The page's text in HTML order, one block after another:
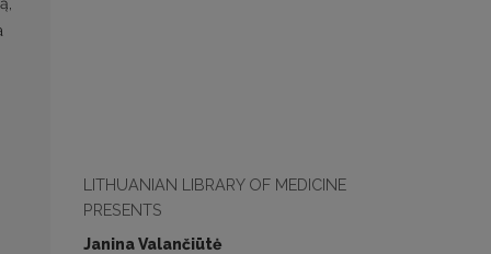
LITHUANIAN LIBRARY OF MEDICINE
PRESENTS
Janina Valančiūtė